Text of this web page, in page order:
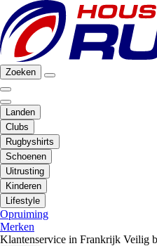
Zoeken
Landen
Clubs
Rugbyshirts
Schoenen
Uitrusting
Kinderen
Lifestyle
Opruiming
Merken
Klantenservice in Frankrijk Veilig